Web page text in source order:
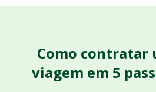
Como contratar
viagem em 5